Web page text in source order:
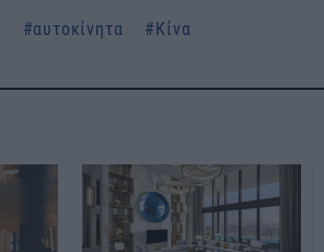
αυτοκίνητα Κίνα